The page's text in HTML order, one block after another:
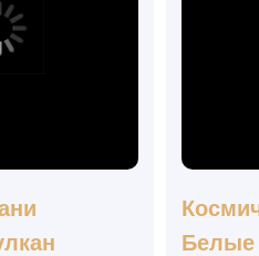
Белые